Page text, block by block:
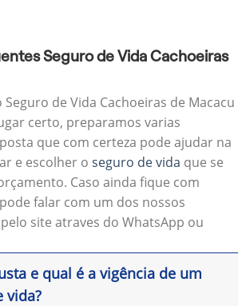
Seguro de Vida Cachoeiras
de Vida Cachoeiras de Macacu
certo, preparamos varias
que com certeza pode ajudar na
e escolher o seguro de vida que se
Caso ainda fique com
falar com um dos nossos
site atraves do WhatsApp ou
e qual é a vigência de um
vida?